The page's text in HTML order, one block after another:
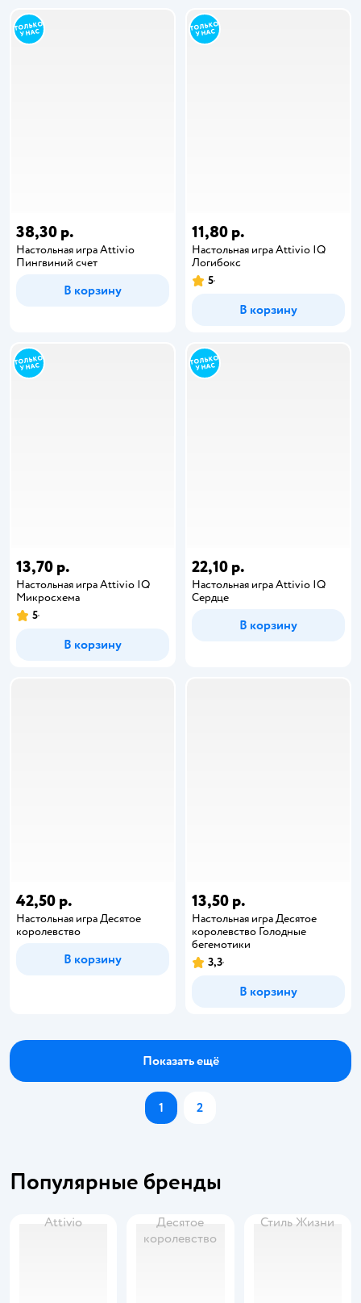
38,30 р.
Настольная игра Attivio
Пингвиний счет
В корзину
11,80 р.
Настольная игра Attivio IQ
Логибокс
5
В корзину
13,70 р.
Настольная игра Attivio IQ
Микросхема
5
В корзину
22,10 р.
Настольная игра Attivio IQ
Сердце
В корзину
42,50 р.
Настольная игра Десятое
королевство
В корзину
13,50 р.
Настольная игра Десятое
королевство Голодные
бегемотики
3,3
В корзину
Показать ещё
1 2
Популярные бренды
Attivio
Десятое
королевство
Стиль Жизни